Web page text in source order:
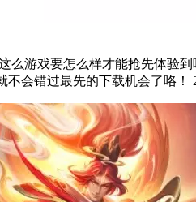
游戏要怎么样才能抢先体验